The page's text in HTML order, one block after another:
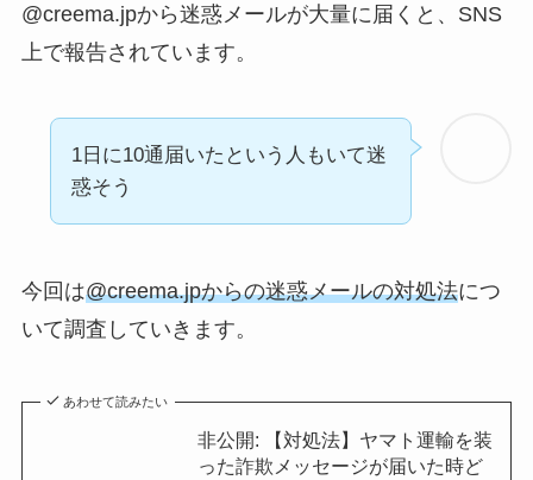
@creema.jpから迷惑メールが大量に届くと、SNS
上で報告されています。
1日に10通届いたという人もいて迷
惑そう
今回は@creema.jpからの迷惑メールの対処法につ
いて調査していきます。
あわせて読みたい
非公開: 【対処法】ヤマト運輸を装
った詐欺メッセージが届いた時ど